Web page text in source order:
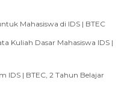
Mahasiswa di IDS | BTEC
Kuliah Dasar Mahasiswa IDS |
IDS | BTEC, 2 Tahun Belajar